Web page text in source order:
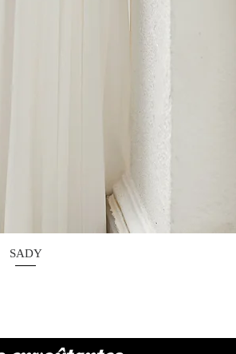
rapide
SADY